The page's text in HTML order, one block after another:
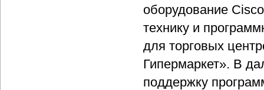
оборудование
технику и
для торговых
Гипермаркет». В
поддержку